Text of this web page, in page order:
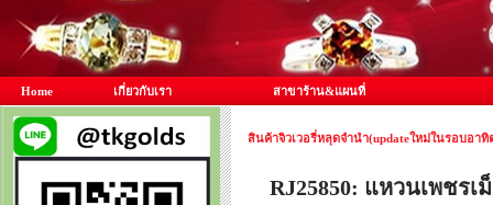
Home เกี่ยวกับเรา สาขาร้าน&แผนที่
สินค้าจิวเวอรี่หลุดจำนำ(updateใหม่ในรอบอาทิ
RJ25850: แหวนเพชร